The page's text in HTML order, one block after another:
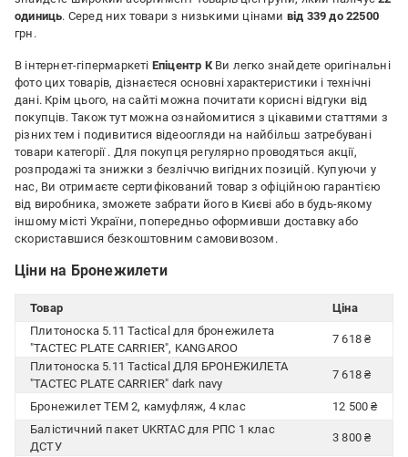
одиниць. Серед них товари з низькими цінами від 339 до 22500
грн.
В інтернет-гіпермаркеті Епіцентр КВи легко знайдете оригінальні
фото цих товарів, дізнаєтеся основні характеристики і технічні
дані. Крім цього, на сайті можна почитати корисні відгуки від
покупців. Також тут можна ознайомитися з цікавими статтями з
різних тем і подивитися відеоогляди на найбільш затребувані
товари категорії . Для покупця регулярно проводяться акції,
розпродажі та знижки з безліччю вигідних позицій. Купуючи у
нас, Ви отримаєте сертифікований товар з офіційною гарантією
від виробника, зможете забрати його в Києві або в будь-якому
іншому місті України, попередньо оформивши доставку або
скориставшися безкоштовним самовивозом.
Ціни на Бронежилети
Товар
Ціна
Плитоноска 5.11 Tactical для бронежилета
"TACTEC PLATE CARRIER", KANGAROO
7 618 ₴
Плитоноска 5.11 Tactical ДЛЯ БРОНЕЖИЛЕТА
"TACTEC PLATE CARRIER" dark navy
7 618 ₴
Бронежилет ТЕМ 2, камуфляж, 4 клас
12 500 ₴
Балістичний пакет UKRTAC для РПС 1 клас
ДСТУ
3 800 ₴